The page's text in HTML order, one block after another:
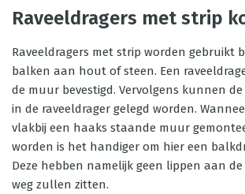
Raveeldragers met strip
Raveeldragers met strip worden gebruikt
balken aan hout of steen. Een
de muur bevestigd. Vervolgens kunnen
in de raveeldrager gelegd worden.
vlakbij een haaks staande muur
worden is het handiger om hier een
Deze hebben namelijk geen lippen aan
weg zullen zitten.